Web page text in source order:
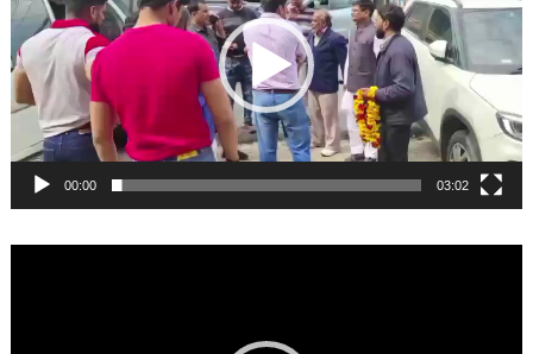
00:00 03:02